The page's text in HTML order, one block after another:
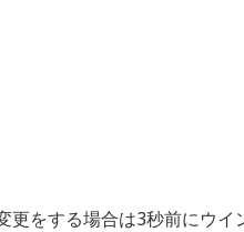
をする場合は3秒前にウイ